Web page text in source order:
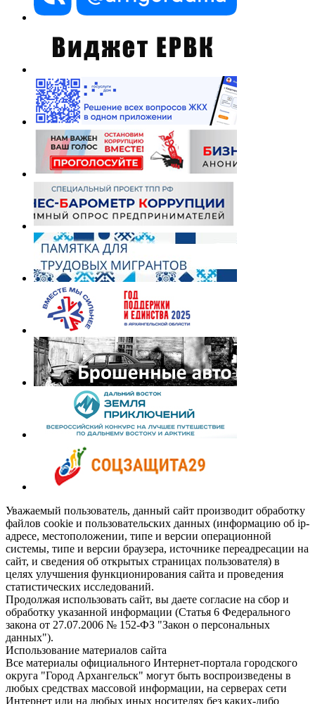
Уважаемый пользователь, данный сайт производит обработку
файлов cookie и пользовательских данных (информацию об ip-
адресе, местоположении, типе и версии операционной
системы, типе и версии браузера, источнике переадресации на
сайт, и сведения об открытых страницах пользователя) в
целях улучшения функционирования сайта и проведения
статистических исследований.
Продолжая использовать сайт, вы даете согласие на сбор и
обработку указанной информации (Статья 6 Федерального
закона от 27.07.2006 № 152-ФЗ "Закон о персональных
данных").
Использование материалов сайта
Все материалы официального Интернет-портала городского
округа "Город Архангельск" могут быть воспроизведены в
любых средствах массовой информации, на серверах сети
Интернет или на любых иных носителях без каких-либо